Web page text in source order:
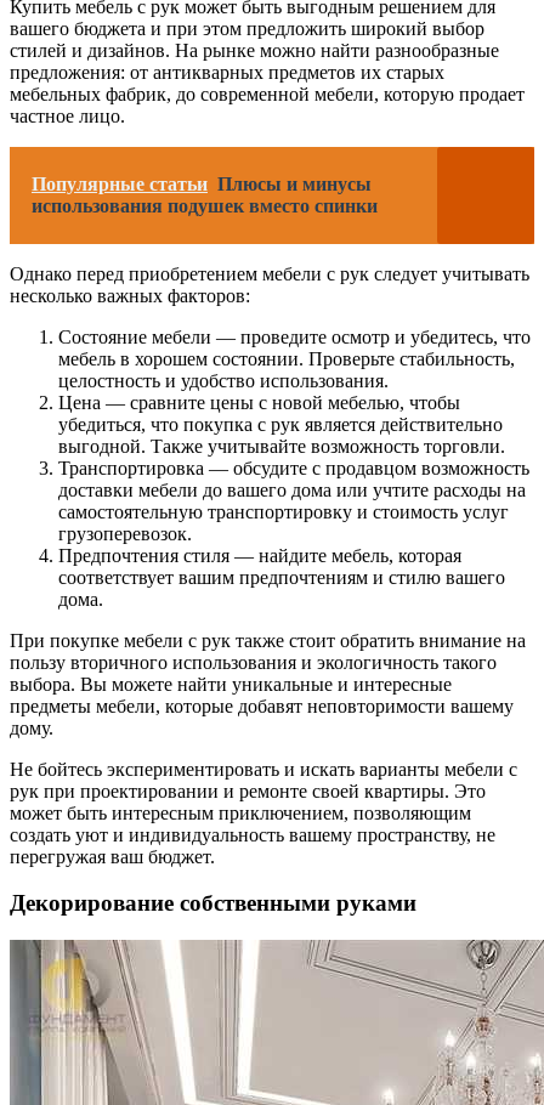
Купить мебель с рук может быть выгодным решением для
вашего бюджета и при этом предложить широкий выбор
стилей и дизайнов. На рынке можно найти разнообразные
предложения: от антикварных предметов их старых
мебельных фабрик, до современной мебели, которую продает
частное лицо.
Популярные статьи Плюсы и минусы
использования подушек вместо спинки
Однако перед приобретением мебели с рук следует учитывать
несколько важных факторов:
Состояние мебели — проведите осмотр и убедитесь, что
мебель в хорошем состоянии. Проверьте стабильность,
целостность и удобство использования.
Цена — сравните цены с новой мебелью, чтобы
убедиться, что покупка с рук является действительно
выгодной. Также учитывайте возможность торговли.
Транспортировка — обсудите с продавцом возможность
доставки мебели до вашего дома или учтите расходы на
самостоятельную транспортировку и стоимость услуг
грузоперевозок.
Предпочтения стиля — найдите мебель, которая
соответствует вашим предпочтениям и стилю вашего
дома.
При покупке мебели с рук также стоит обратить внимание на
пользу вторичного использования и экологичность такого
выбора. Вы можете найти уникальные и интересные
предметы мебели, которые добавят неповторимости вашему
дому.
Не бойтесь экспериментировать и искать варианты мебели с
рук при проектировании и ремонте своей квартиры. Это
может быть интересным приключением, позволяющим
создать уют и индивидуальность вашему пространству, не
перегружая ваш бюджет.
Декорирование собственными руками